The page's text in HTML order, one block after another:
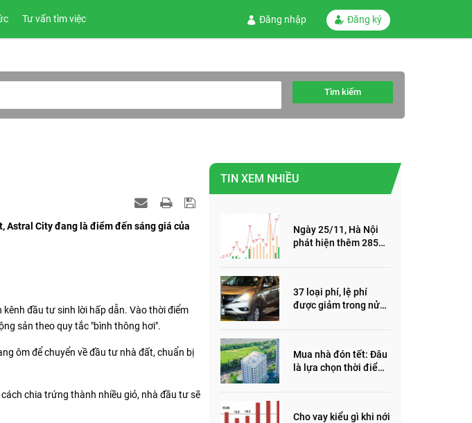
Tư vấn tìm việc Đăng nhập Đăng ký
Tìm kiếm
Astral City đang là điểm đến sáng giá của
đầu tư sinh lời hấp dẫn. Vào thời điểm
sản theo quy tắc "bình thông hơi".
ôm để chuyển về đầu tư nhà đất, chuẩn bị
chia trứng thành nhiều giỏ, nhà đầu tư sẽ
TIN XEM NHIỀU
Ngày 25/11, Hà Nội
phát hiện thêm 285
37 loại phí, lệ phí
được giảm trong nửa
Mua nhà đón tết: Đâu
là lựa chọn thời điểm
Cho vay kiểu gì khi nới